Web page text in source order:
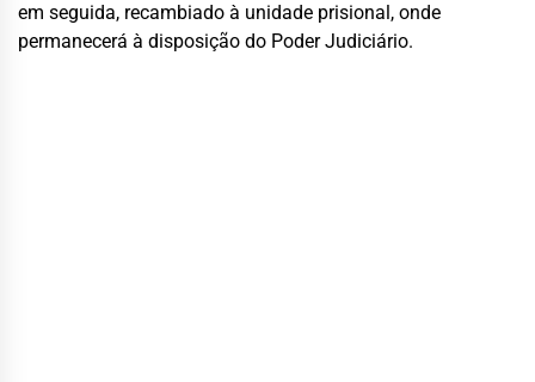
em seguida, recambiado à unidade prisional, onde
permanecerá à disposição do Poder Judiciário.